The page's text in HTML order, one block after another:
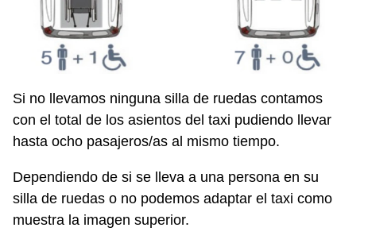
Si no llevamos ninguna silla de ruedas contamos
con el total de los asientos del taxi pudiendo llevar
hasta ocho pasajeros/as al mismo tiempo.
Dependiendo de si se lleva a una persona en su
silla de ruedas o no podemos adaptar el taxi como
muestra la imagen superior.